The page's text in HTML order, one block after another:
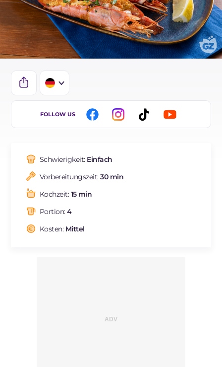
IT
ES
BR
NL
FOLLOW US
Schwierigkeit: Einfach
Vorbereitungszeit:30 min
Kochzeit:15 min
Portion:4
Kosten: Mittel